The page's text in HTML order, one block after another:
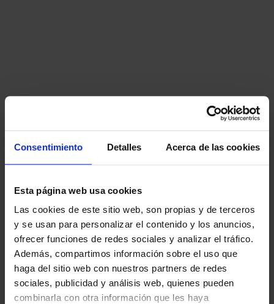
Consentimiento Detalles Acerca de las cookies
Esta página web usa cookies
Las cookies de este sitio web, son propias y de terceros
y se usan para personalizar el contenido y los anuncios,
ofrecer funciones de redes sociales y analizar el tráfico.
Además, compartimos información sobre el uso que
haga del sitio web con nuestros partners de redes
sociales, publicidad y análisis web, quienes pueden
combinarla con otra información que les haya